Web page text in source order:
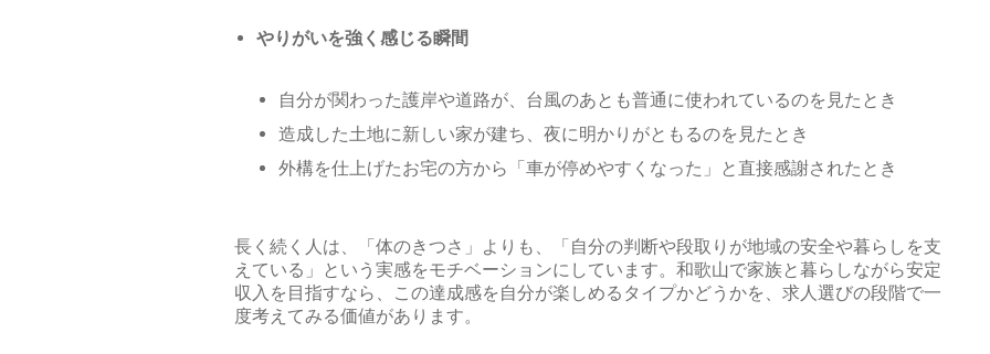
やりがいを強く感じる瞬間
自分が関わった護岸や道路が、台風のあとも普通に使われているのを見たとき
造成した土地に新しい家が建ち、夜に明かりがともるのを見たとき
外構を仕上げたお宅の方から「車が停めやすくなった」と直接感謝されたとき
長く続く人は、「体のきつさ」よりも、「自分の判断や段取りが地域の安全や暮らしを支
えている」という実感をモチベーションにしています。和歌山で家族と暮らしながら安定
収入を目指すなら、この達成感を自分が楽しめるタイプかどうかを、求人選びの段階で一
度考えてみる価値があります。